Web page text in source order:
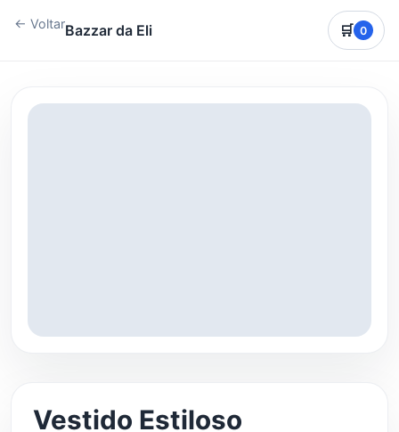
← VoltarBazzar da Eli 🛒 0
Vestido Estiloso